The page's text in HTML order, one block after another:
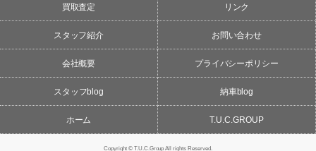
買取査定 リンク
スタッフ紹介 お問い合わせ
会社概要 プライバシーポリシー
スタッフblog 納車blog
ホーム T.U.C.GROUP
Copyright © T.U.C.Group All rights Reserved.